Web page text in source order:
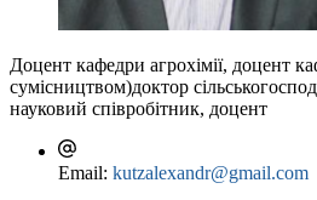
Доцент кафедри агрохімії, доцент
сумісництвом)доктор
науковий співробітник, доцент
Email: kutzalexandr@gmail.com